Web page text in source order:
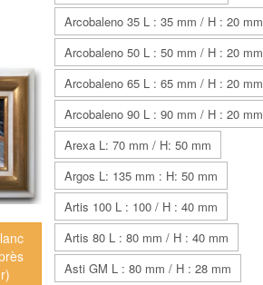
Arcobaleno 35 L : 35 mm / H : 20 mm
Arcobaleno 50 L : 50 mm / H : 20 mm
Arcobaleno 65 L : 65 mm / H : 20 mm
Arcobaleno 90 L : 90 mm / H : 20 mm
Arexa L: 70 mm / H: 50 mm
Argos L: 135 mm : H: 50 mm
Artis 100 L : 100 / H : 40 mm
Artis 80 L : 80 mm / H : 40 mm
Asti GM L : 80 mm / H : 28 mm